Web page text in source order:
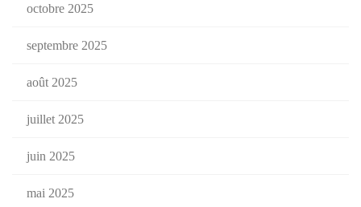
octobre 2025
septembre 2025
août 2025
juillet 2025
juin 2025
mai 2025